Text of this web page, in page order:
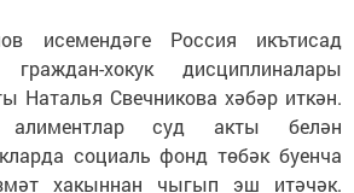
исемендәге Россия икътисад
граждан-хокук дисциплиналары
Наталья Свечникова хәбәр иткән.
алиментлар суд акты белән
социаль фонд төбәк буенча
хакыннан чыгып эш итәчәк.